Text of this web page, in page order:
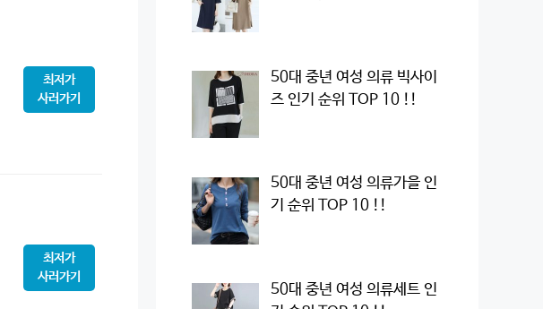
최저가
사러가기
최저가
사러가기
50대 중년 여성 의류 빅사이
즈 인기 순위 TOP 10 !!
50대 중년 여성 의류가을 인
기 순위 TOP 10 !!
50대 중년 여성 의류세트 인